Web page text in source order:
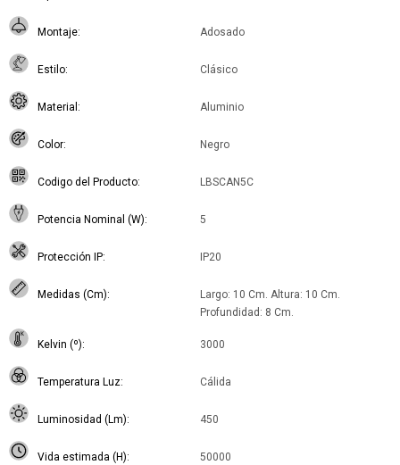
Montaje Adosado
Estilo Clásico
Material Aluminio
Color Negro
Codigo del Producto LBSCAN5C
Potencia Nominal (W) 5
Protección IP IP20
Medidas (Cm)
Largo: 10 Cm. Altura: 10 Cm.
Profundidad: 8 Cm.
Kelvin (º) 3000
Temperatura Luz Cálida
Luminosidad (Lm) 450
Vida estimada (H) 50000